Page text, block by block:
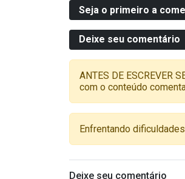
Seja o primeiro a
Deixe seu comentário
ANTES DE ESCREVER
com o conteúdo
Enfrentando
Deixe seu comentário